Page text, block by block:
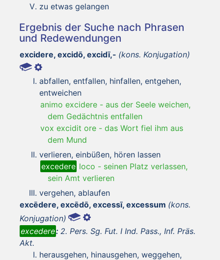
zu etwas gelangen
Ergebnis der Suche nach Phrasen
und Redewendungen
excidere, excidō, excidī,- (kons. Konjugation)
abfallen, entfallen, hinfallen, entgehen,
entweichen
animo excidere - aus der Seele weichen,
dem Gedächtnis entfallen
vox excidit ore - das Wort fiel ihm aus
dem Mund
verlieren, einbüßen, hören lassen
excedere loco - seinen Platz verlassen,
sein Amt verlieren
vergehen, ablaufen
excēdere, excēdō, excessī, excessum (kons.
Konjugation)
excedere: 2. Pers. Sg. Fut. I Ind. Pass., Inf. Präs.
Akt.
herausgehen, hinausgehen, weggehen,